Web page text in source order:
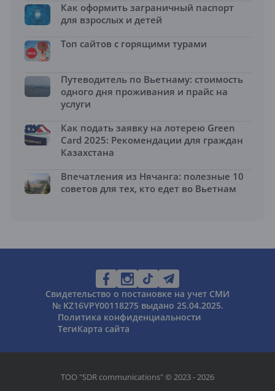
Как оформить заграничный паспорт
для взрослых и детей
Топ сайтов с горящими турами
Путеводитель по Вьетнаму: стоимость
одного дня проживания и прайс на
услуги
Как подать заявку на лотерею Green
Card 2025: Рекомендации для граждан
Казахстана
Впечатления из Нячанга: полезные 10
советов для тех, кто едет во Вьетнам
Свидетельство о постановке на учет СМИ
№ KZ16VPY00118275 выдано 25.04.2025.
Политика конфиденциальности
ТегиКарта сайта
ТОО "SDR communications" © 2023 - 2026